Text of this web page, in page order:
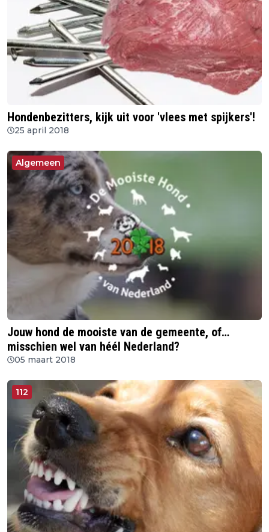
Hondenbezitters, kijk uit voor 'vlees met spijkers'!
25 april 2018
Algemeen
Jouw hond de mooiste van de gemeente, of…
misschien wel van héél Nederland?
05 maart 2018
112